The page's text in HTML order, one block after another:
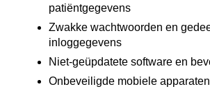
patiëntgegevens
Zwakke wachtwoorden en
inloggegevens
Niet-geüpdatete software en
Onbeveiligde mobiele